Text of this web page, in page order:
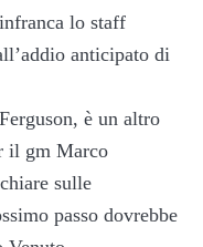
lo staff
anticipato di
è un altro
il gm Marco
sulle
passo dovrebbe